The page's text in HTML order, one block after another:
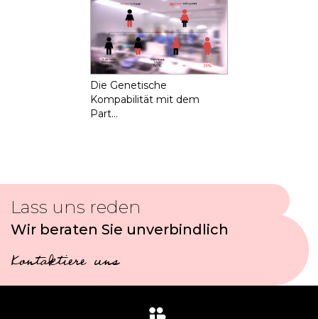
Die Genetische
Kompabilität mit dem
Part…
Lass uns reden
Wir beraten Sie unverbindlich
Kontaktiere uns